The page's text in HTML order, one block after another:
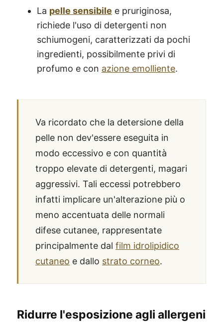
La pelle sensibile e pruriginosa,
richiede l'uso di detergenti non
schiumogeni, caratterizzati da pochi
ingredienti, possibilmente privi di
profumo e con azione emolliente.
Va ricordato che la detersione della
pelle non dev'essere eseguita in
modo eccessivo e con quantità
troppo elevate di detergenti, magari
aggressivi. Tali eccessi potrebbero
infatti implicare un'alterazione più o
meno accentuata delle normali
difese cutanee, rappresentate
principalmente dal film idrolipidico
cutaneo e dallo strato corneo.
Ridurre l'esposizione agli allergeni